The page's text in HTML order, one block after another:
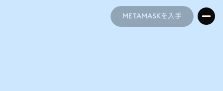
METAMASKを入手